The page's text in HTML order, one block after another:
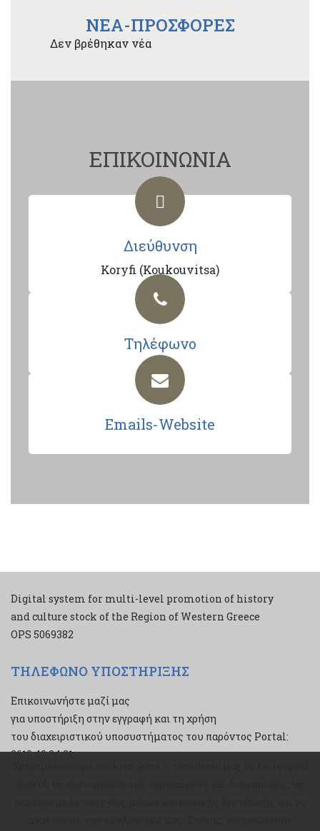
NEA-ΠΡΟΣΦΟΡΕΣ
Δεν βρέθηκαν νέα
ΕΠΙΚΟΙΝΩΝΙΑ
Διεύθυνση
Koryfi (Koukouvitsa)
Τηλέφωνο
Emails-Website
Digital system for multi-level promotion of history
and culture stock of the Region of Western Greece
ΟPS 5069382
ΤΗΛΕΦΩΝΟ ΥΠΟΣΤΗΡΙΞΗΣ
Επικοινωνήστε μαζί μας
για υποστήριξη στην εγγραφή και τη χρήση
του διαχειριστικού υποσυστήματος του παρόντος Portal:
2610 43 34 21